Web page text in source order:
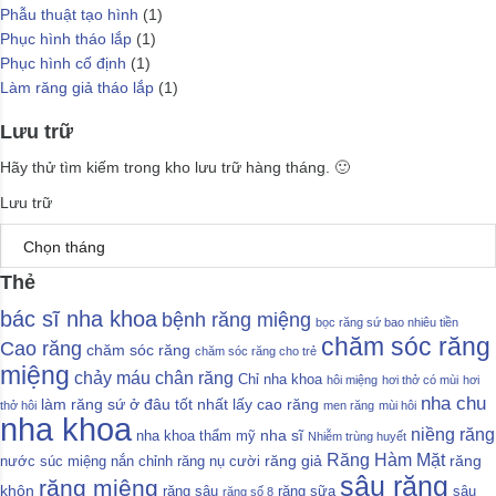
Phẫu thuật tạo hình (1)
Phục hình tháo lắp (1)
Phục hình cố định (1)
Làm răng giả tháo lắp (1)
Lưu trữ
Hãy thử tìm kiếm trong kho lưu trữ hàng tháng. 🙂
Lưu trữ
Thẻ
bác sĩ nha khoa bệnh răng miệng bọc răng sứ bao nhiêu tiền
Cao răng chăm sóc răng chăm sóc răng cho trẻ chăm sóc răng
miệng chảy máu chân răng Chỉ nha khoa hôi miệng hơi thở có mùi hơi
thở hôi làm răng sứ ở đâu tốt nhất lấy cao răng men răng mùi hôi nha chu
nha khoa nha khoa thẩm mỹ nha sĩ Nhiễm trùng huyết niềng răng
nước súc miệng nắn chỉnh răng nụ cười răng giả Răng Hàm Mặt răng
khôn răng miệng răng sâu răng số 8 răng sữa sâu răng sâu